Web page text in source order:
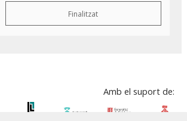
Finalitzat
Amb el suport de: